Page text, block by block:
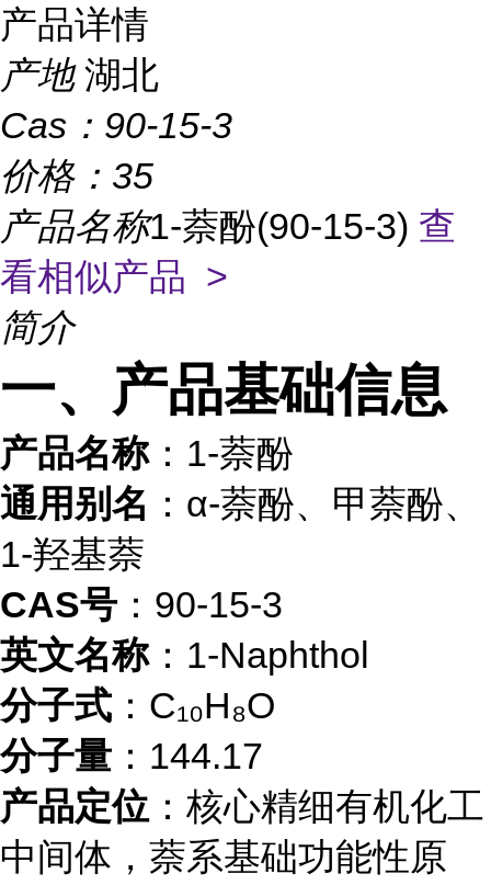
产品详情
产地 湖北
Cas： 90-15-3
价格： 35
产品名称1-萘酚(90-15-3) 查
看相似产品 >
简介
一、产品基础信息
产品名称：1-萘酚
通用别名 ：α-萘酚、甲萘酚、
1-羟基萘
CAS号 ：90-15-3
英文名称：1-Naphthol
分子式 ：C₁₀H₈O
分子量 ：144.17
产品定位 ：核心精细有机化工
中间体，萘系基础功能性原